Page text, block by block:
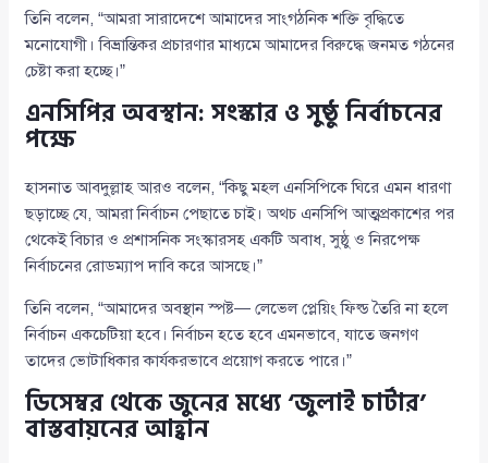
তিনি বলেন, “আমরা সারাদেশে আমাদের সাংগঠনিক শক্তি বৃদ্ধিতে
মনোযোগী। বিভ্রান্তিকর প্রচারণার মাধ্যমে আমাদের বিরুদ্ধে জনমত গঠনের
চেষ্টা করা হচ্ছে।”
এনসিপির অবস্থান: সংস্কার ও সুষ্ঠু নির্বাচনের
পক্ষে
হাসনাত আবদুল্লাহ আরও বলেন, “কিছু মহল এনসিপিকে ঘিরে এমন ধারণা
ছড়াচ্ছে যে, আমরা নির্বাচন পেছাতে চাই। অথচ এনসিপি আত্মপ্রকাশের পর
থেকেই বিচার ও প্রশাসনিক সংস্কারসহ একটি অবাধ, সুষ্ঠু ও নিরপেক্ষ
নির্বাচনের রোডম্যাপ দাবি করে আসছে।”
তিনি বলেন, “আমাদের অবস্থান স্পষ্ট— লেভেল প্লেয়িং ফিল্ড তৈরি না হলে
নির্বাচন একচেটিয়া হবে। নির্বাচন হতে হবে এমনভাবে, যাতে জনগণ
তাদের ভোটাধিকার কার্যকরভাবে প্রয়োগ করতে পারে।”
ডিসেম্বর থেকে জুনের মধ্যে ‘জুলাই চার্টার’
বাস্তবায়নের আহ্বান